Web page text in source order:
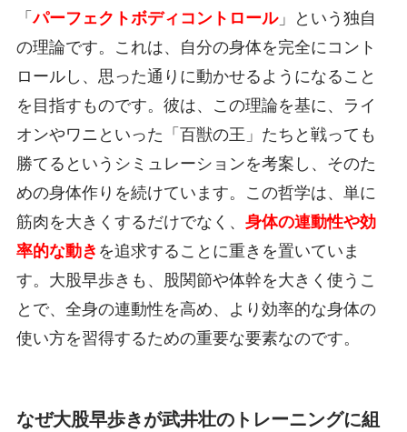
「パーフェクトボディコントロール」という独自
の理論です。これは、自分の身体を完全にコント
ロールし、思った通りに動かせるようになること
を目指すものです。彼は、この理論を基に、ライ
オンやワニといった「百獣の王」たちと戦っても
勝てるというシミュレーションを考案し、そのた
めの身体作りを続けています。この哲学は、単に
筋肉を大きくするだけでなく、 身体の連動性や効
率的な動き を追求することに重きを置いていま
す。大股早歩きも、股関節や体幹を大きく使うこ
とで、全身の連動性を高め、より効率的な身体の
使い方を習得するための重要な要素なのです。
なぜ大股早歩きが武井壮のトレーニングに組